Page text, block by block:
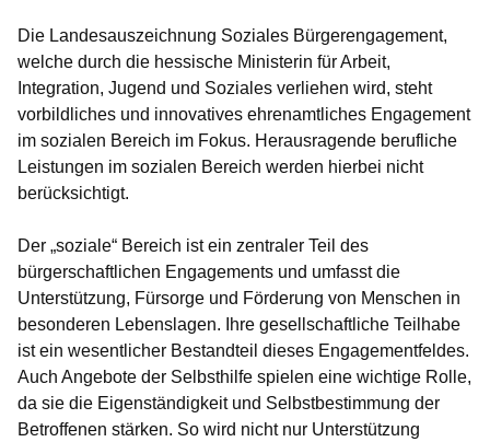
Die Landesauszeichnung Soziales Bürgerengagement,
welche durch die hessische Ministerin für Arbeit,
Integration, Jugend und Soziales verliehen wird, steht
vorbildliches und innovatives ehrenamtliches Engagement
im sozialen Bereich im Fokus. Herausragende berufliche
Leistungen im sozialen Bereich werden hierbei nicht
berücksichtigt.
Der „soziale“ Bereich ist ein zentraler Teil des
bürgerschaftlichen Engagements und umfasst die
Unterstützung, Fürsorge und Förderung von Menschen in
besonderen Lebenslagen. Ihre gesellschaftliche Teilhabe
ist ein wesentlicher Bestandteil dieses Engagementfeldes.
Auch Angebote der Selbsthilfe spielen eine wichtige Rolle,
da sie die Eigenständigkeit und Selbstbestimmung der
Betroffenen stärken. So wird nicht nur Unterstützung